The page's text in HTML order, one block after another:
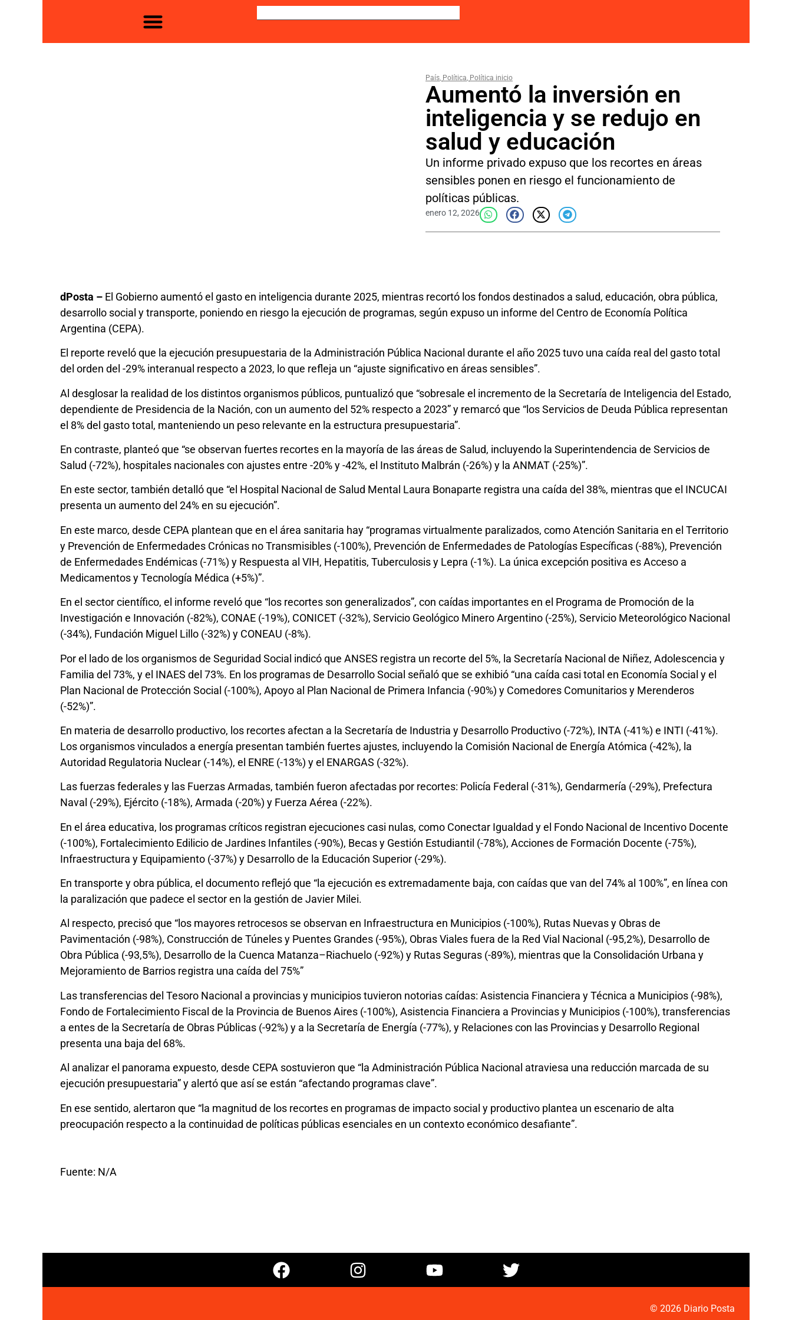
País Política Política inicio
Aumentó la inversión en
inteligencia y se redujo en
salud y educación
Un informe privado expuso que los recortes en áreas
sensibles ponen en riesgo el funcionamiento de
políticas públicas.
enero 12, 2026
dPosta – El Gobierno aumentó el gasto en inteligencia durante 2025, mientras recortó los fondos destinados a salud, educación, obra pública,
desarrollo social y transporte, poniendo en riesgo la ejecución de programas, según expuso un informe del Centro de Economía Política
Argentina (CEPA).
El reporte reveló que la ejecución presupuestaria de la Administración Pública Nacional durante el año 2025 tuvo una caída real del gasto total
del orden del -29% interanual respecto a 2023, lo que refleja un “ajuste significativo en áreas sensibles”.
Al desglosar la realidad de los distintos organismos públicos, puntualizó que “sobresale el incremento de la Secretaría de Inteligencia del Estado,
dependiente de Presidencia de la Nación, con un aumento del 52% respecto a 2023” y remarcó que “los Servicios de Deuda Pública representan
el 8% del gasto total, manteniendo un peso relevante en la estructura presupuestaria”.
En contraste, planteó que “se observan fuertes recortes en la mayoría de las áreas de Salud, incluyendo la Superintendencia de Servicios de
Salud (-72%), hospitales nacionales con ajustes entre -20% y -42%, el Instituto Malbrán (-26%) y la ANMAT (-25%)”.
En este sector, también detalló que “el Hospital Nacional de Salud Mental Laura Bonaparte registra una caída del 38%, mientras que el INCUCAI
presenta un aumento del 24% en su ejecución”.
En este marco, desde CEPA plantean que en el área sanitaria hay “programas virtualmente paralizados, como Atención Sanitaria en el Territorio
y Prevención de Enfermedades Crónicas no Transmisibles (-100%), Prevención de Enfermedades de Patologías Específicas (-88%), Prevención
de Enfermedades Endémicas (-71%) y Respuesta al VIH, Hepatitis, Tuberculosis y Lepra (-1%). La única excepción positiva es Acceso a
Medicamentos y Tecnología Médica (+5%)”.
En el sector científico, el informe reveló que “los recortes son generalizados”, con caídas importantes en el Programa de Promoción de la
Investigación e Innovación (-82%), CONAE (-19%), CONICET (-32%), Servicio Geológico Minero Argentino (-25%), Servicio Meteorológico Nacional
(-34%), Fundación Miguel Lillo (-32%) y CONEAU (-8%).
Por el lado de los organismos de Seguridad Social indicó que ANSES registra un recorte del 5%, la Secretaría Nacional de Niñez, Adolescencia y
Familia del 73%, y el INAES del 73%. En los programas de Desarrollo Social señaló que se exhibió “una caída casi total en Economía Social y el
Plan Nacional de Protección Social (-100%), Apoyo al Plan Nacional de Primera Infancia (-90%) y Comedores Comunitarios y Merenderos
(-52%)”.
En materia de desarrollo productivo, los recortes afectan a la Secretaría de Industria y Desarrollo Productivo (-72%), INTA (-41%) e INTI (-41%).
Los organismos vinculados a energía presentan también fuertes ajustes, incluyendo la Comisión Nacional de Energía Atómica (-42%), la
Autoridad Regulatoria Nuclear (-14%), el ENRE (-13%) y el ENARGAS (-32%).
Las fuerzas federales y las Fuerzas Armadas, también fueron afectadas por recortes: Policía Federal (-31%), Gendarmería (-29%), Prefectura
Naval (-29%), Ejército (-18%), Armada (-20%) y Fuerza Aérea (-22%).
En el área educativa, los programas críticos registran ejecuciones casi nulas, como Conectar Igualdad y el Fondo Nacional de Incentivo Docente
(-100%), Fortalecimiento Edilicio de Jardines Infantiles (-90%), Becas y Gestión Estudiantil (-78%), Acciones de Formación Docente (-75%),
Infraestructura y Equipamiento (-37%) y Desarrollo de la Educación Superior (-29%).
En transporte y obra pública, el documento reflejó que “la ejecución es extremadamente baja, con caídas que van del 74% al 100%”, en línea con
la paralización que padece el sector en la gestión de Javier Milei.
Al respecto, precisó que “los mayores retrocesos se observan en Infraestructura en Municipios (-100%), Rutas Nuevas y Obras de
Pavimentación (-98%), Construcción de Túneles y Puentes Grandes (-95%), Obras Viales fuera de la Red Vial Nacional (-95,2%), Desarrollo de
Obra Pública (-93,5%), Desarrollo de la Cuenca Matanza–Riachuelo (-92%) y Rutas Seguras (-89%), mientras que la Consolidación Urbana y
Mejoramiento de Barrios registra una caída del 75%”
Las transferencias del Tesoro Nacional a provincias y municipios tuvieron notorias caídas: Asistencia Financiera y Técnica a Municipios (-98%),
Fondo de Fortalecimiento Fiscal de la Provincia de Buenos Aires (-100%), Asistencia Financiera a Provincias y Municipios (-100%), transferencias
a entes de la Secretaría de Obras Públicas (-92%) y a la Secretaría de Energía (-77%), y Relaciones con las Provincias y Desarrollo Regional
presenta una baja del 68%.
Al analizar el panorama expuesto, desde CEPA sostuvieron que “la Administración Pública Nacional atraviesa una reducción marcada de su
ejecución presupuestaria” y alertó que así se están “afectando programas clave”.
En ese sentido, alertaron que “la magnitud de los recortes en programas de impacto social y productivo plantea un escenario de alta
preocupación respecto a la continuidad de políticas públicas esenciales en un contexto económico desafiante”.
Fuente: N/A
© 2026 Diario Posta